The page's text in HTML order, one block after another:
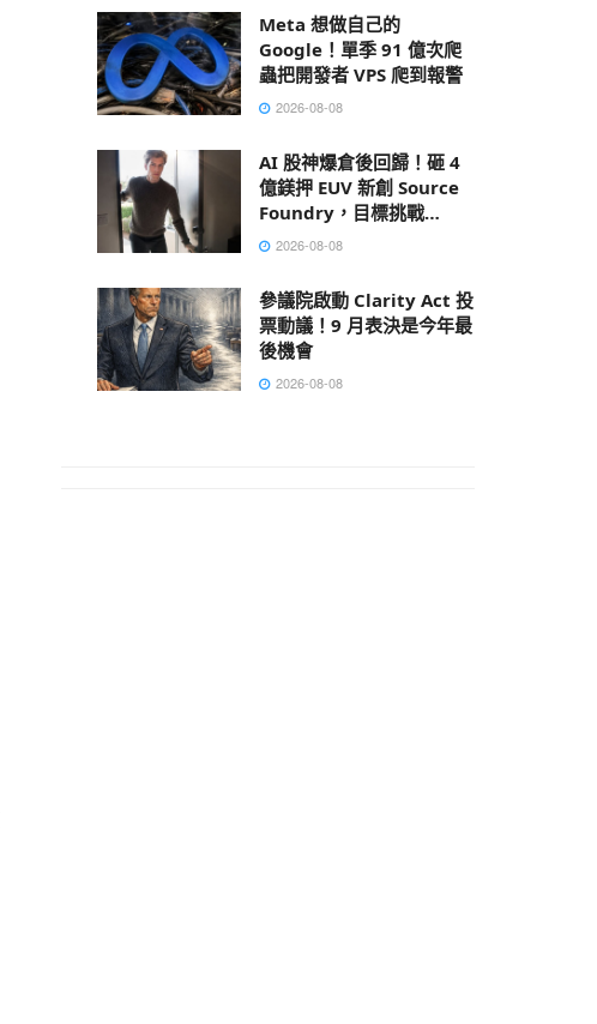
Meta 想做自己的
Google！單季 91 億次爬
蟲把開發者 VPS 爬到報警
2026-08-08
AI 股神爆倉後回歸！砸 4
億鎂押 EUV 新創 Source
Foundry，目標挑戰
ASML
2026-08-08
參議院啟動 Clarity Act 投
票動議！9 月表決是今年最
後機會
2026-08-08